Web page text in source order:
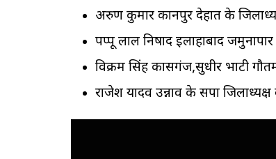
अरुण कुमार कानपुर देहात के
पप्पू लाल निषाद इलाहाबाद जमुनापार
विक्रम सिंह कासगंज,सुधीर भाटी
राजेश यादव उन्नाव के सपा